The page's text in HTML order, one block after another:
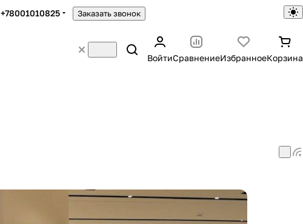
+78001010825 Заказать звонок
ВойтиСравнениеИзбранноеКорзина